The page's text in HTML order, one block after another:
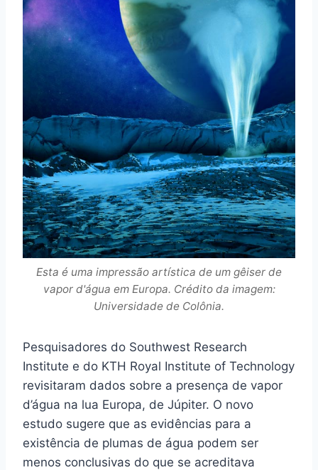
Esta é uma impressão artística de um gêiser de
vapor d'água em Europa. Crédito da imagem:
Universidade de Colônia.
Pesquisadores do Southwest Research
Institute e do KTH Royal Institute of Technology
revisitaram dados sobre a presença de vapor
d’água na lua Europa, de Júpiter. O novo
estudo sugere que as evidências para a
existência de plumas de água podem ser
menos conclusivas do que se acreditava